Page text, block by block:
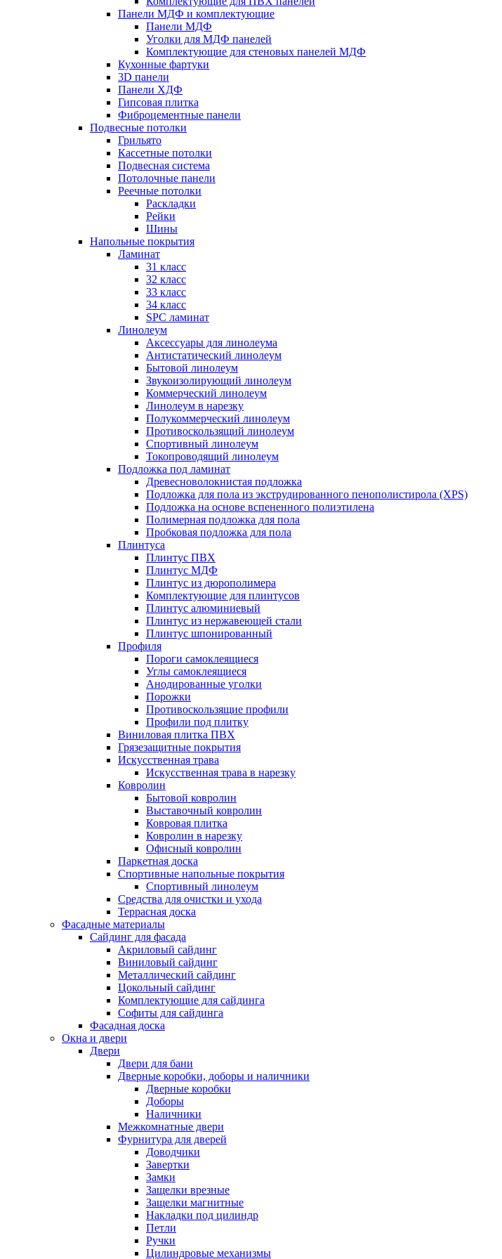
Панели МДФ и комплектующие
Панели МДФ
Уголки для МДФ панелей
Комплектующие для стеновых панелей МДФ
Кухонные фартуки
3D панели
Панели ХДФ
Гипсовая плитка
Фиброцементные панели
Подвесные потолки
Грильято
Кассетные потолки
Подвесная система
Потолочные панели
Реечные потолки
Раскладки
Рейки
Шины
Напольные покрытия
Ламинат
31 класс
32 класс
33 класс
34 класс
SPC ламинат
Линолеум
Аксессуары для линолеума
Антистатический линолеум
Бытовой линолеум
Звукоизолирующий линолеум
Коммерческий линолеум
Линолеум в нарезку
Полукоммерческий линолеум
Противоскользящий линолеум
Спортивный линолеум
Токопроводящий линолеум
Подложка под ламинат
Древесноволокнистая подложка
Подложка для пола из экструдированного пенополистирола (XPS)
Подложка на основе вспененного полиэтилена
Полимерная подложка для пола
Пробковая подложка для пола
Плинтуса
Плинтус ПВХ
Плинтус МДФ
Плинтус из дюрополимера
Комплектующие для плинтусов
Плинтус алюминиевый
Плинтус из нержавеющей стали
Плинтус шпонированный
Профиля
Пороги самоклеящиеся
Углы самоклеящиеся
Анодированные уголки
Порожки
Противоскользящие профили
Профили под плитку
Виниловая плитка ПВХ
Грязезащитные покрытия
Искусственная трава
Искусственная трава в нарезку
Ковролин
Бытовой ковролин
Выставочный ковролин
Ковровая плитка
Ковролин в нарезку
Офисный ковролин
Паркетная доска
Спортивные напольные покрытия
Спортивный линолеум
Средства для очистки и ухода
Террасная доска
Фасадные материалы
Сайдинг для фасада
Акриловый сайдинг
Виниловый сайдинг
Металлический сайдинг
Цокольный сайдинг
Комплектующие для сайдинга
Софиты для сайдинга
Фасадная доска
Окна и двери
Двери
Двери для бани
Дверные коробки, доборы и наличники
Дверные коробки
Доборы
Наличники
Межкомнатные двери
Фурнитура для дверей
Доводчики
Завертки
Замки
Защелки врезные
Защелки магнитные
Накладки под цилиндр
Петли
Ручки
Цилиндровые механизмы